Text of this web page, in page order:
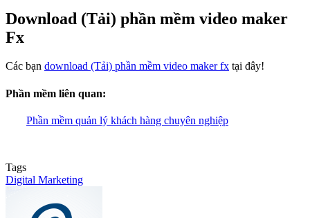
Download (Tải) phần mềm video maker
Fx
Các bạn download (Tải) phần mềm video maker fx tại đây!
Phần mềm liên quan:
Phần mềm quản lý khách hàng chuyên nghiệp
Tags
Digital Marketing